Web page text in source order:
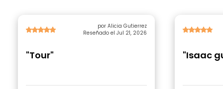
por Alicia Gutierrez
Reseñado el Jul 21, 2026
"Tour" "Isaac